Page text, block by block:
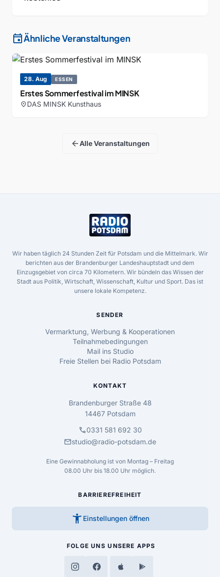
eventÄhnliche Veranstaltungen
28. Aug ESSEN
Erstes Sommerfestival im MINSK
location_onDAS MINSK Kunsthaus
arrow_backAlle Veranstaltungen
Wir haben täglich 24 Stunden Zeit für Potsdam und die Mittelmark. Wir
berichten aus der Brandenburger Landeshauptstadt und dem
Einzugsgebiet von circa 70 Kilometern. Wir bündeln das Wissen der
Stadt aus Politik, Wirtschaft, Wissenschaft, Kultur und Sport. Das ist
unsere lokale Kompetenz.
SENDER
Vermarktung, Werbung & Kooperationen
Teilnahmebedingungen
Mail ins Studio
Freie Stellen bei Radio Potsdam
KONTAKT
Brandenburger Straße 48
14467 Potsdam
call0331 581 692 30
mailstudio@radio-potsdam.de
Eine Gewinnabholung ist von Montag – Freitag
08.00 Uhr bis 18.00 Uhr möglich.
BARRIEREFREIHEIT
accessibility_new Einstellungen öffnen
FOLGE UNS UNSERE APPS